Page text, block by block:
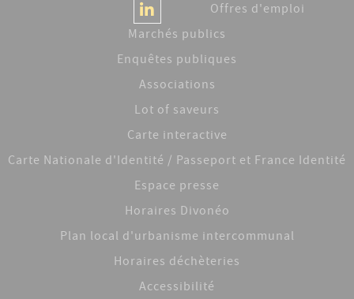
Offres d'emploi
Marchés publics
Enquêtes publiques
Associations
Lot of saveurs
Carte interactive
Carte Nationale d'Identité / Passeport et France Identité
Espace presse
Horaires Divonéo
Plan local d'urbanisme intercommunal
Horaires déchèteries
Accessibilité